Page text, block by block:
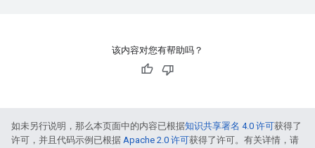
该内容对您有帮助吗？
如未另行说明，那么本页面中的内容已根据知识共享署名 4.0 许可获得了
许可，并且代码示例已根据 Apache 2.0 许可获得了许可。有关详情，请